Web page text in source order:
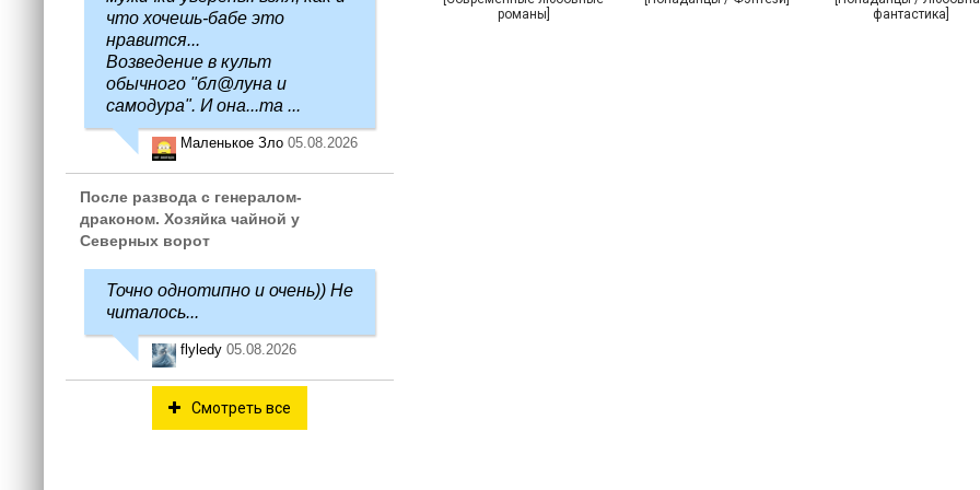
романы]
фантастика]
что хочешь-бабе это
нравится...
Возведение в культ
обычного "бл@луна и
самодура". И она...та ...
Маленькое Зло 05.08.2026
После развода с генералом-
драконом. Хозяйка чайной у
Северных ворот
Точно однотипно и очень)) Не
читалось...
flyledy 05.08.2026
Смотреть все